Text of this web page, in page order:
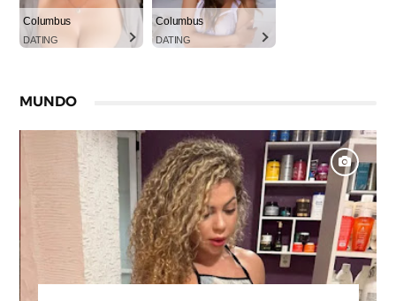
Columbus
DATING
Columbus
DATING
MUNDO